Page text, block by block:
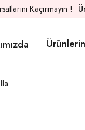
Kaçırmayın !